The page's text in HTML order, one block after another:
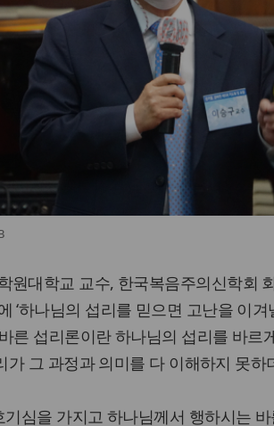
원대학교 교수, 한국복음주의신학회
‘하나님의 섭리를 믿으면 고난을 이겨
른 섭리론이란 하나님의 섭리를 바르
가 그 과정과 의미를 다 이해하지 못하
기심을 가지고 하나님께서 행하시는